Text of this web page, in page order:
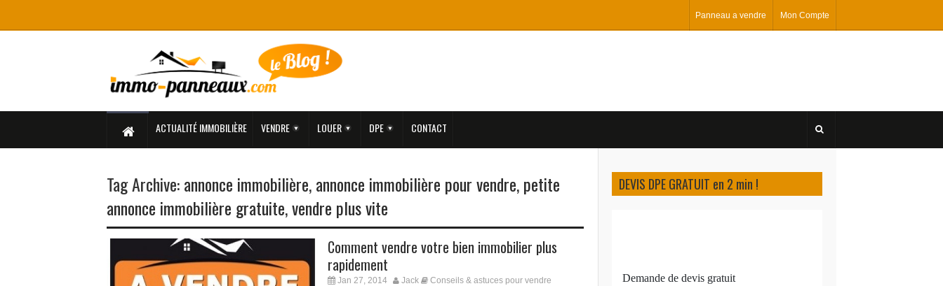
Panneau a vendre Mon Compte
ACTUALITÉ IMMOBILIÈRE VENDRE LOUER DPE CONTACT
Tag Archive:annonce immobilière,annonce immobilière pour vendre,petite
annonce immobilière gratuite,vendre plus vite
Comment vendre votre bien immobilier plus
rapidement
Jan 27, 2014 Jack Conseils & astuces pour vendre
DEVIS DPE GRATUIT en 2 min !